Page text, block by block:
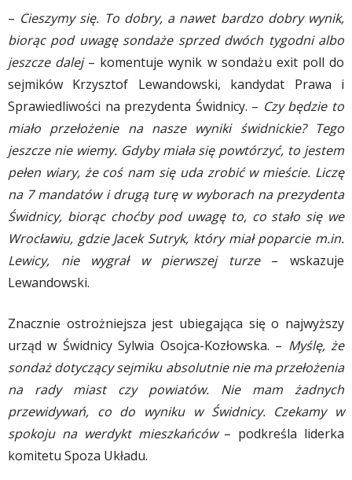
– Cieszymy się. To dobry, a nawet bardzo dobry wynik,
biorąc pod uwagę sondaże sprzed dwóch tygodni albo
jeszcze dalej– komentuje wynik w sondażu exit poll do
sejmików Krzysztof Lewandowski, kandydat Prawa i
Sprawiedliwości na prezydenta Świdnicy. – Czy będzie to
miało przełożenie na nasze wyniki świdnickie? Tego
jeszcze nie wiemy. Gdyby miała się powtórzyć, to jestem
pełen wiary, że coś nam się uda zrobić w mieście. Liczę
na 7 mandatów i drugą turę w wyborach na prezydenta
Świdnicy, biorąc choćby pod uwagę to, co stało się we
Wrocławiu, gdzie Jacek Sutryk, który miał poparcie m.in.
Lewicy, nie wygrał w pierwszej turze– wskazuje
Lewandowski.
Znacznie ostrożniejsza jest ubiegająca się o najwyższy
urząd w Świdnicy Sylwia Osojca-Kozłowska. – Myślę, że
sondaż dotyczący sejmiku absolutnie nie ma przełożenia
na rady miast czy powiatów. Nie mam żadnych
przewidywań, co do wyniku w Świdnicy. Czekamy w
spokoju na werdykt mieszkańców– podkreśla liderka
komitetu Spoza Układu.